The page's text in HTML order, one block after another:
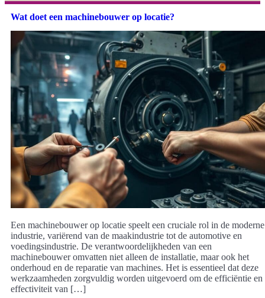
Wat doet een machinebouwer op locatie?
Een machinebouwer op locatie speelt een cruciale rol in de moderne
industrie, variërend van de maakindustrie tot de automotive en
voedingsindustrie. De verantwoordelijkheden van een
machinebouwer omvatten niet alleen de installatie, maar ook het
onderhoud en de reparatie van machines. Het is essentieel dat deze
werkzaamheden zorgvuldig worden uitgevoerd om de efficiëntie en
effectiviteit van […]